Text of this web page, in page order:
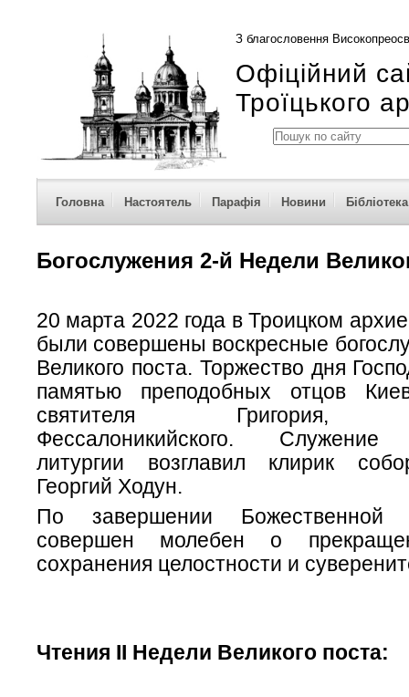
З благословення
Офіційний
Троїцького
Головна Настоятель Парафія Новини Бібліотека
Богослужения 2-й Недели
20 марта 2022 года в Троицком
были совершены воскресные
Великого поста. Торжество дня
памятью преподобных отцов
святителя Григория,
Фессалоникийского. Служение
литургии возглавил клирик
Георгий Ходун.
По завершении Божественной
совершен молебен о
сохранения целостности и
Чтения II Недели Великого поста: